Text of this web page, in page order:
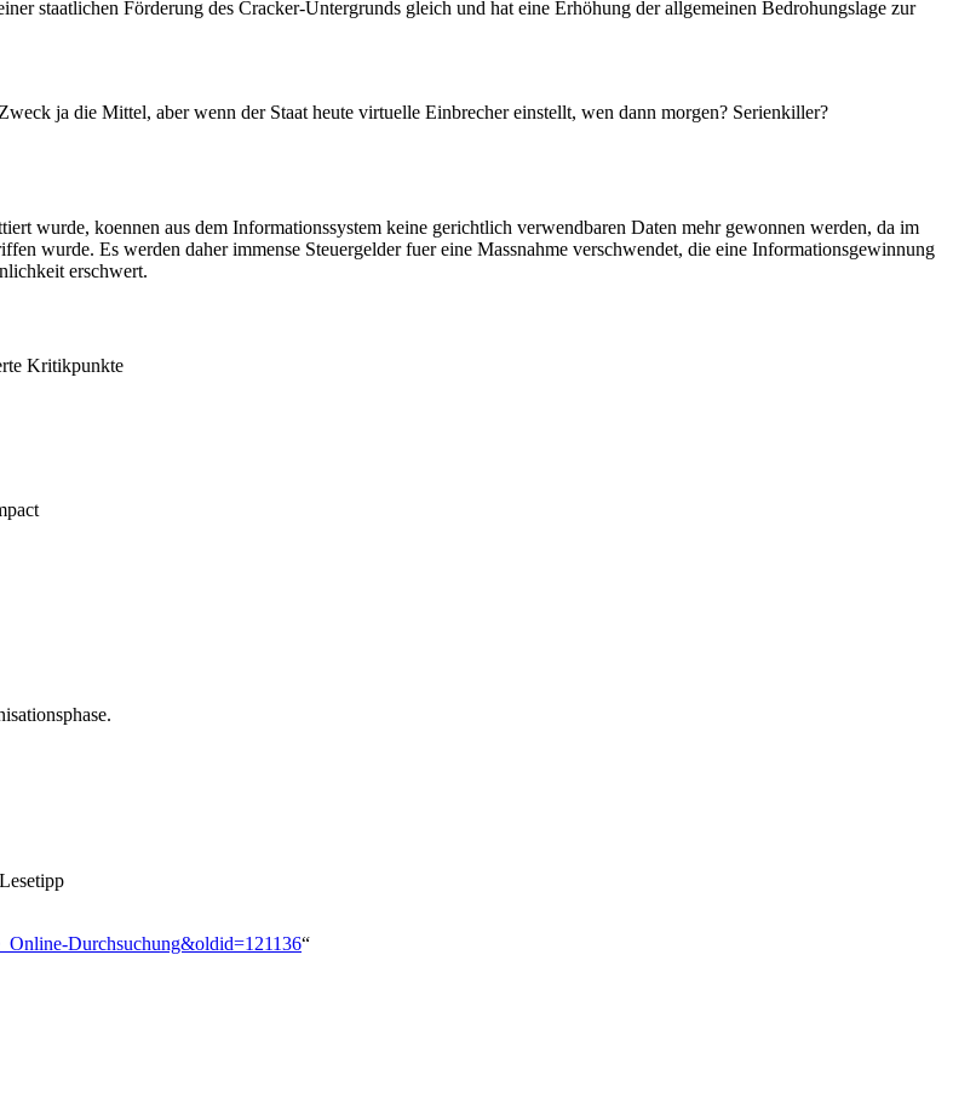
staatlichen Förderung des Cracker-Untergrunds gleich und hat eine Erhöhung der allgemeinen Bedrohungslage zur
ja die Mittel, aber wenn der Staat heute virtuelle Einbrecher einstellt, wen dann morgen? Serienkiller?
wurde, koennen aus dem Informationssystem keine gerichtlich verwendbaren Daten mehr gewonnen werden, da im
wurde. Es werden daher immense Steuergelder fuer eine Massnahme verschwendet, die eine Informationsgewinnung
erschwert.
Kritikpunkte
Durchsuchung&oldid=121136“